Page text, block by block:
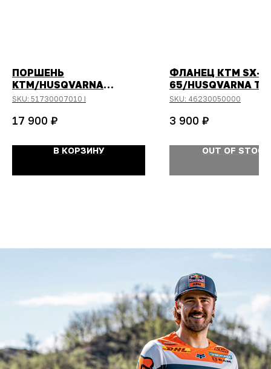
ПОРШЕНЬ
KTM/HUSQVARNA
EXC/TE-150 РАЗМЕР I +
SKU: 51730007010 I
17 900 ₽
В КОРЗИНУ
ФЛАНЕЦ КТМ SX-
65/HUSQVARNA
SKU: 46230050000
3 900 ₽
OUT OF STOCK
Оригинальная продукция
Мы гарантируем 100% подлинность и
надлежащее качество товара.
Гарантия наличия топовых